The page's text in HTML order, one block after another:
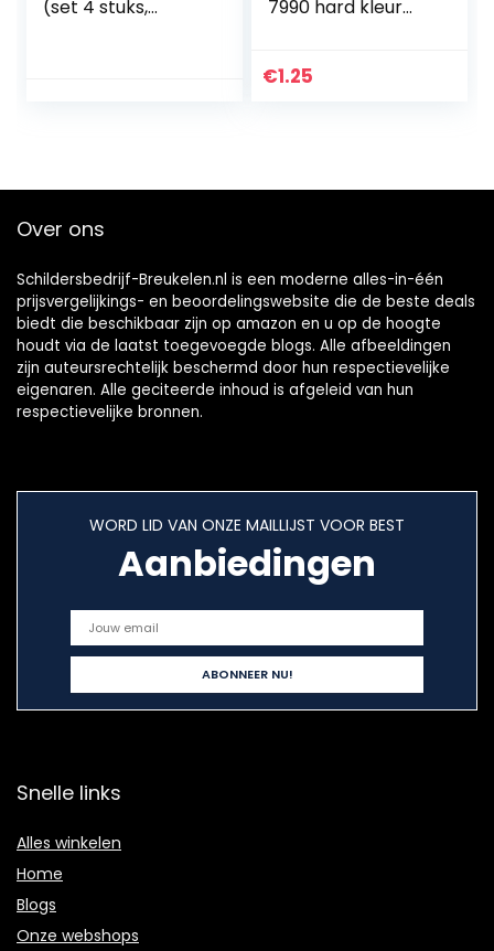
(set 4 stuks,
7990 hard kleur
€1.25
Over ons
Schildersbedrijf-Breukelen.nl is een moderne alles-in-één
prijsvergelijkings- en beoordelingswebsite die de beste deals
biedt die beschikbaar zijn op amazon en u op de hoogte
houdt via de laatst toegevoegde blogs. Alle afbeeldingen
zijn auteursrechtelijk beschermd door hun respectievelijke
eigenaren. Alle geciteerde inhoud is afgeleid van hun
respectievelijke bronnen.
WORD LID VAN ONZE MAILLIJST VOOR BEST
Aanbiedingen
Snelle links
Alles winkelen
Home
Blogs
Onze webshops